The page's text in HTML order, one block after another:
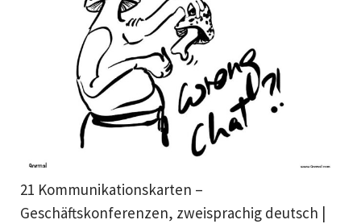
21 Kommunikationskarten –
Geschäftskonferenzen, zweisprachig deutsch |